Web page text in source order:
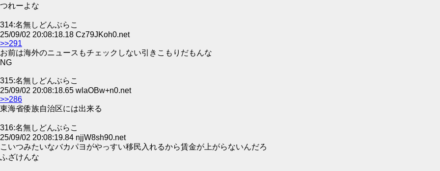
つれーよな
314:名無しどんぶらこ
25/09/02 20:08:18.18 Cz79JKoh0.net
>>291
お前は海外のニュースもチェックしない引きこもりだもんな
NG
315:名無しどんぶらこ
25/09/02 20:08:18.65 wlaOBw+n0.net
>>286
東海省倭族自治区には出来る
316:名無しどんぶらこ
25/09/02 20:08:19.84 njjW8sh90.net
こいつみたいなバカパヨがやっすい移民入れるから賃金が上がらないんだろ
ふざけんな